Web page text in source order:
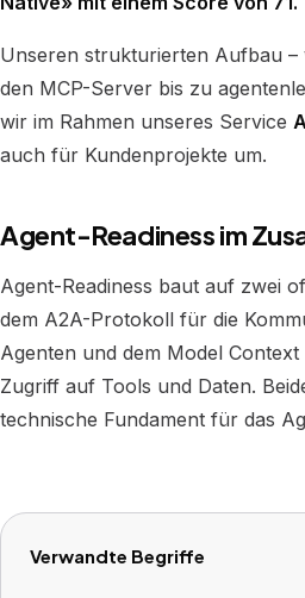
Unseren strukturierten Aufbau
den MCP-Server bis zu
wir im Rahmen unseres Service
auch für Kundenprojekte um.
Agent-Readiness im
Agent-Readiness baut auf zwei
dem A2A-Protokoll für die
Agenten und dem Model
Zugriff auf Tools und Daten.
technische Fundament für das
Verwandte Begriffe